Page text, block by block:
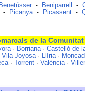
Benetússer • Beniparrell •
• Picanya • Picassent •
de la
· Borriana· Castelló de
Vila Joyosa · Llíria ·
· Torrent· Valéncia·